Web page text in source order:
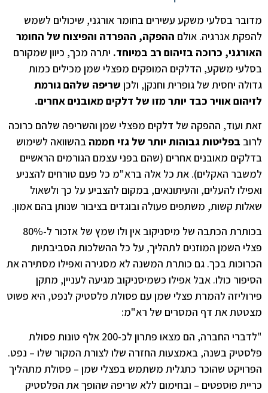
מדובר בסלעי משקע עשירים בחומר אורגני, שיכולים לשמש
להפקת אנרגיה. אולם ההפקה, ההפרדה והפיצוח של החומר
האורגני, כרוכה בזיהום רב במיוחד. יתרה מכך, כיוון שמקורם
בסלעי משקע, הדלקים המופקים מפצלי שמן מכילים כמות
גדולה יחסית של גופרית וחנקן, ולכן שריפה שלהם גורמת
לזיהום אוויר כבד יותר מזו של דלקים מאובנים אחרים.
זאת ועוד, ההפקה של דלקים מפצלי שמן והשריפה שלהם כרוכה
לרוב בפליטות גבוהות יותר של גזי חממה בהשוואה לשימוש
בדלקים מאובנים אחרים (שהם בפני עצמם הגורמים הראשיים
למשבר האקלים). את כל אלה ברא"מ כל פעם טורחים להצניע
ואפילו להעלים, והעיתונאים, במקום להצביע על כך ולשאול
שאלות קשות, משתפים פעולה ובוגדים בציבור שנותן בהם אמון.
בכותרת הכתבה של מיסניקוב אין ולו שמץ של אזכור ל-80%
פצלי השמן המוזנים לתהליך, על כל ההשלכות הסביבתיות
הכרוכות בכך. גם כותרת המשנה לא מסגירה ואפילו מסתירה את
הסיפור כולו. אבל אפילו כשמיסניקוב מגיעה לעניין, מתקן
פירוליזה להמרת פצלי שמן עם פסולת פלסטיק לנפט, היא פשוט
מצטטת את דף המסרים של רא"מ:
"לדברי החברה, הם מצאו פתרון לכ-200 אלף טונות פסולת
פלסטיק בשנה, באמצעות החזרה שלו לצורת המקור שלו – נפט.
הפרויקט שהוכר כתגלית משתמש בפצלי שמן – פסולת מתהליך
כריית פוספטים – ובחימום ללא שריפה שהופך את הפלסטיק